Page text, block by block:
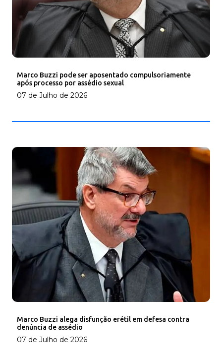
Marco Buzzi pode ser aposentado compulsoriamente
após processo por assédio sexual
07 de Julho de 2026
Marco Buzzi alega disfunção erétil em defesa contra
denúncia de assédio
07 de Julho de 2026